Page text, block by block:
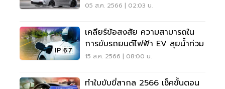
05 ส.ค. 2566 | 02:03 น.
เคลียร์ข้อสงสัย ความสามารถใน
การขับรถยนต์ไฟฟ้า EV ลุยน้ำท่วม
15 ส.ค. 2566 | 08:00 น.
ทำใบขับขี่สากล 2566 เช็คขั้นตอน